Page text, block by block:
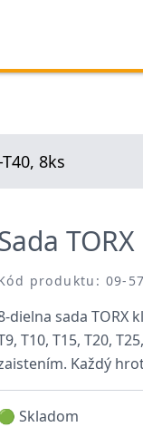
8ks
produktu: 09-
dielna sada TORX
T10, T15, T20,
Každý
Skladom